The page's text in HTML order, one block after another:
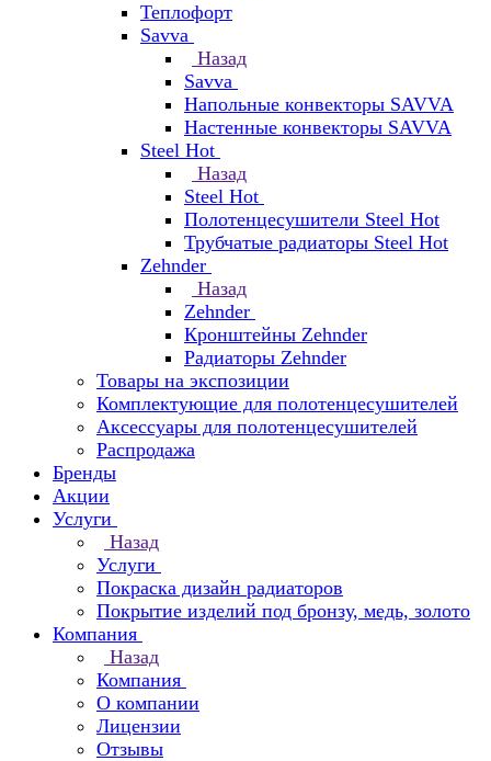
Теплофорт
Savva
Назад
Savva
Напольные конвекторы SAVVA
Настенные конвекторы SAVVA
Steel Hot
Назад
Steel Hot
Полотенцесушители Steel Hot
Трубчатые радиаторы Steel Hot
Zehnder
Назад
Zehnder
Кронштейны Zehnder
Радиаторы Zehnder
Товары на экспозиции
Комплектующие для полотенцесушителей
Аксессуары для полотенцесушителей
Распродажа
Бренды
Акции
Услуги
Назад
Услуги
Покраска дизайн радиаторов
Покрытие изделий под бронзу, медь, золото
Компания
Назад
Компания
О компании
Лицензии
Отзывы